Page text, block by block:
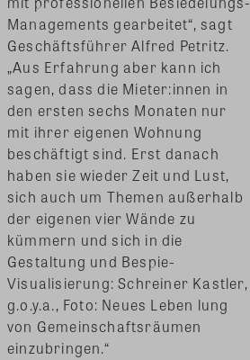
Managements gearbeitet“, sagt
Geschäftsführer Alfred Petritz.
„Aus Erfahrung aber kann ich
sagen, dass die Mieter:innen in
den ersten sechs Monaten nur
mit ihrer eigenen Wohnung
beschäftigt sind. Erst danach
haben sie wieder Zeit und Lust,
sich auch um Themen außerhalb
der eigenen vier Wände zu
kümmern und sich in die
Gestaltung und Bespie-
Visualisierung: Schreiner Kastler,
g.o.y.a., Foto: Neues Leben lung
von Gemeinschaftsräumen
einzubringen.“